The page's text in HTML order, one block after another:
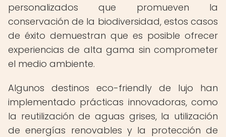
personalizados que promueven la
conservación de la biodiversidad, estos casos
de éxito demuestran que es posible ofrecer
experiencias de alta gama sin comprometer
el medio ambiente.
Algunos destinos eco-friendly de lujo han
implementado prácticas innovadoras, como
la reutilización de aguas grises, la utilización
de energías renovables y la protección de